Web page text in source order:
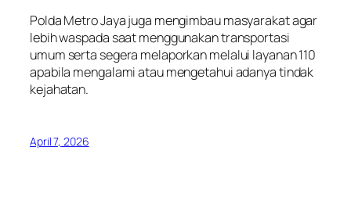
Polda Metro Jaya juga mengimbau masyarakat agar
lebih waspada saat menggunakan transportasi
umum serta segera melaporkan melalui layanan 110
apabila mengalami atau mengetahui adanya tindak
kejahatan.
April 7, 2026